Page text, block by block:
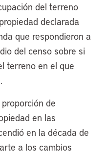
del terreno
declarada
que respondieron a
del censo sobre si
terreno en el que
de
en las
en la década de
a los cambios